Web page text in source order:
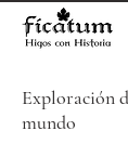
Exploración
mundo